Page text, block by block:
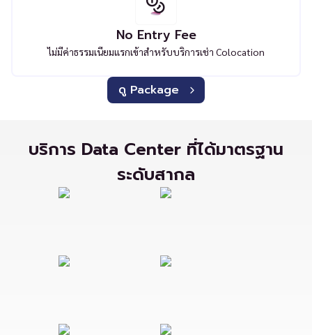
No Entry Fee
ไม่มีค่าธรรมเนียมแรกเข้าสำหรับบริการเช่า Colocation
ดู Package
บริการ Data Center ที่ได้มาตรฐาน
ระดับสากล